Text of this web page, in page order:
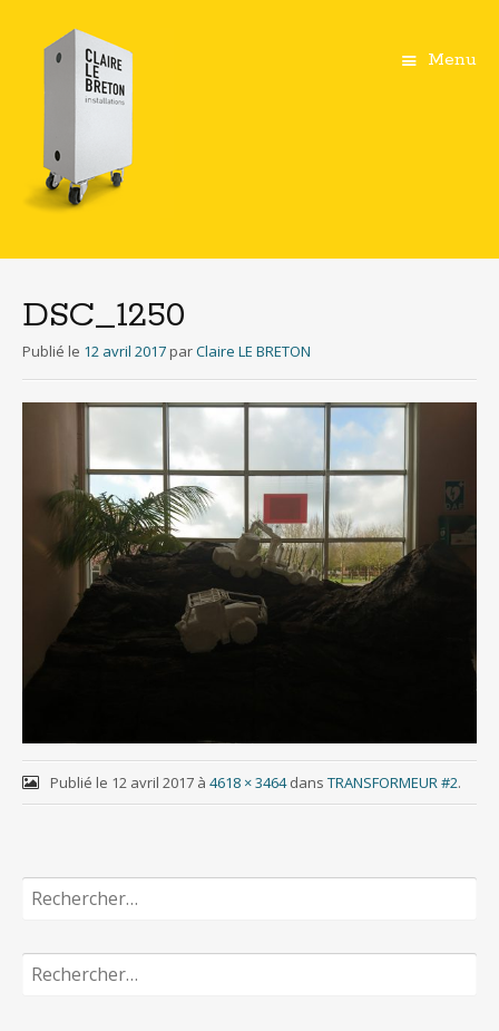
Menu
principal
DSC_1250
Publié le 12 avril 2017 parClaire LE BRETON
Publié le 12 avril 2017à 4618 × 3464dans TRANSFORMEUR #2.
Rechercher :
Rechercher :